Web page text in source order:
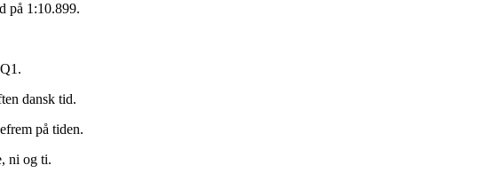
på 1:10.899.
dansk tid.
på tiden.
ni og ti.